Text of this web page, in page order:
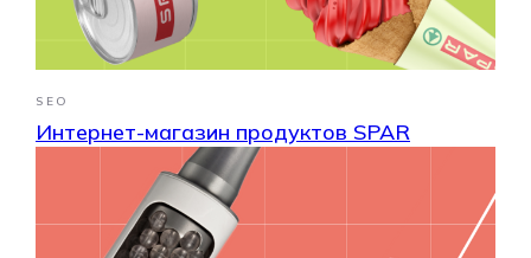
SEO
Интернет-магазин продуктов SPAR